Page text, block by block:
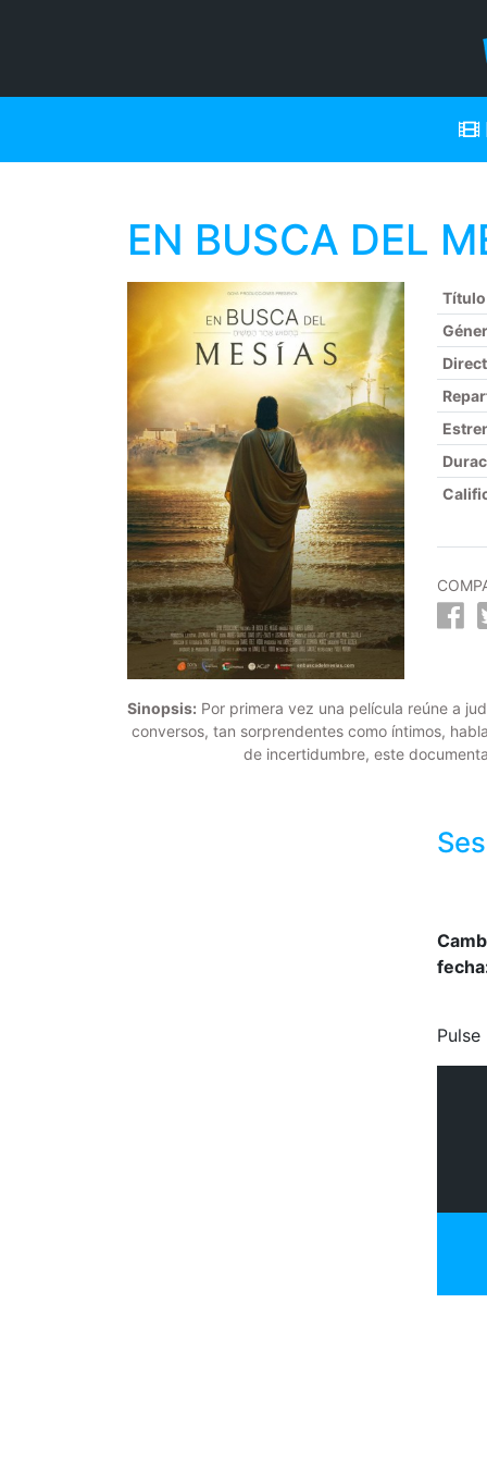
EN BUSCA DEL
Sinopsis: Por primera vez una película reúne a
conversos, tan sorprendentes como íntimos,
de incertidumbre, este